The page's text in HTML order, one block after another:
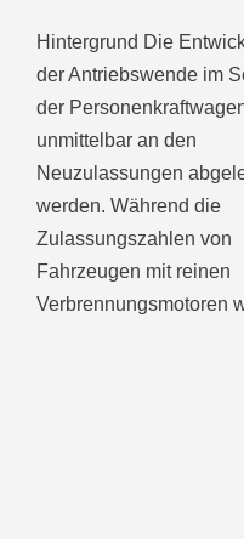
Hintergrund Die
der Antriebswende im
der
unmittelbar an den
Neuzulassungen
werden. Während die
Zulassungszahlen von
Fahrzeugen mit reinen
Verbrennungsmotoren